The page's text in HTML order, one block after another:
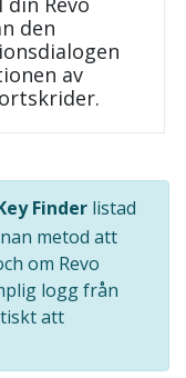
den
av
Finder listad
metod att
om Revo
logg från
att